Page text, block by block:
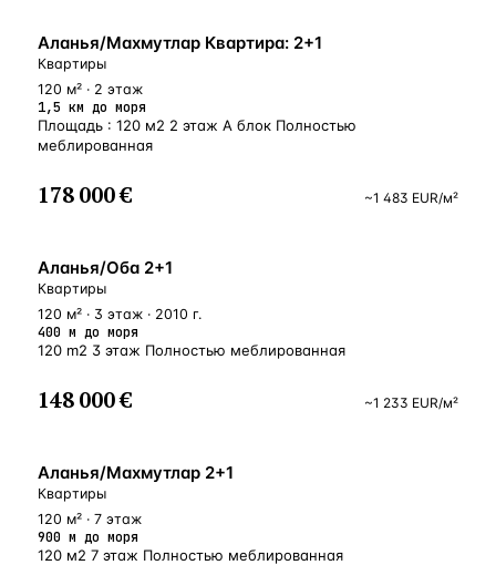
БЛИЗКО К МОРЮ
Аланья/Махмутлар Квартира: 2+1
Квартиры
120 м² · 2 этаж
1,5 км до моря
Площадь : 120 м2 2 этаж А блок Полностью
меблированная
178 000 € ~1 483 EUR/м²
У МОРЯ
Аланья/Оба 2+1
Квартиры
120 м² · 3 этаж · 2010 г.
400 м до моря
120 m2 3 этаж Полностью меблированная
148 000 € ~1 233 EUR/м²
БЛИЗКО К МОРЮ
Аланья/Махмутлар 2+1
Квартиры
120 м² · 7 этаж
900 м до моря
120 м2 7 этаж Полностью меблированная